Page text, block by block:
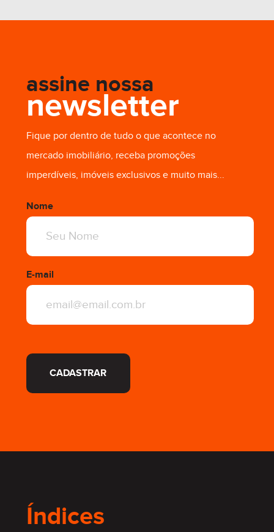
R$ 460.831,72
assine nossa
newsletter
Fique por dentro de tudo o que acontece no
mercado imobiliário, receba promoções
imperdíveis, imóveis exclusivos e muito mais...
Nome
E-mail
CADASTRAR
Índices